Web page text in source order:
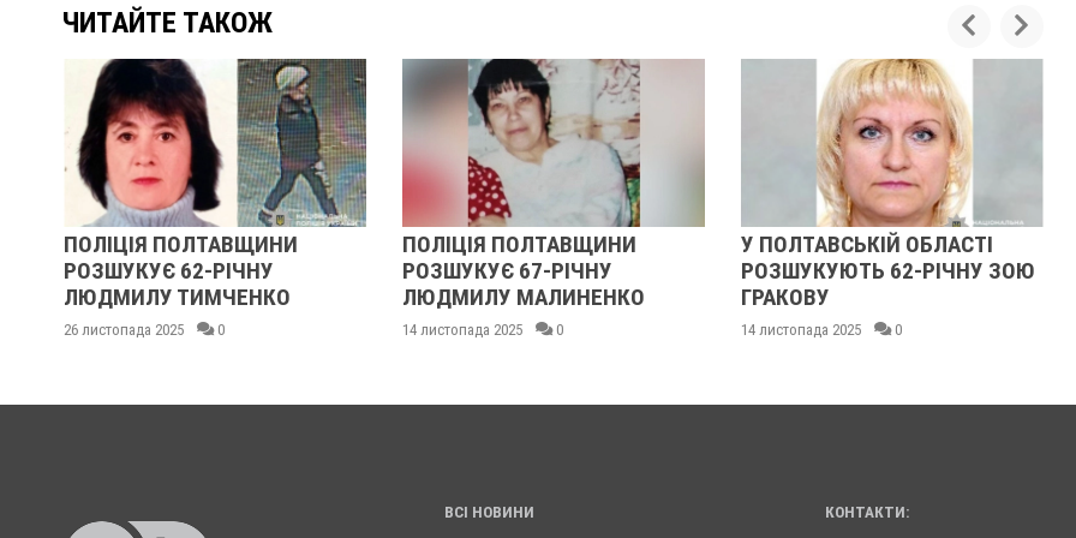
ЧИТАЙТЕ ТАКОЖ
ПОЛІЦІЯ ПОЛТАВЩИНИ
РОЗШУКУЄ 67-РІЧНУ
ЛЮДМИЛУ МАЛИНЕНКО
14 листопада 2025
У ПОЛТАВСЬКІЙ ОБЛАСТІ
РОЗШУКУЮТЬ 62-РІЧНУ ЗОЮ
ГРАКОВУ
14 листопада 2025
У ПОЛТАВСЬКІЙ ОБЛАСТІ
РОЗШУКУЮТЬ 82-РІЧНУ
ГАННУ МЕРКОТАН
13 листопада 2025
ВСІ НОВИНИ
КОНТАКТИ: